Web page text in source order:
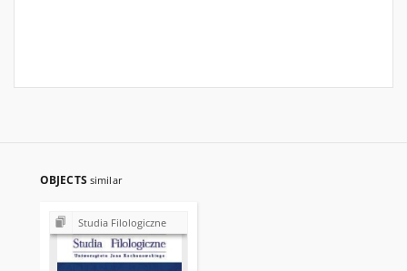
OBJECTS similar
Studia Filologiczne